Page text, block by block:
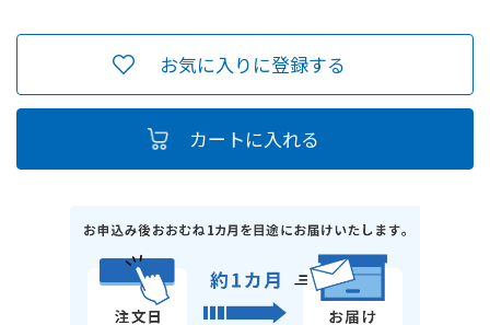
お気に入りに登録する